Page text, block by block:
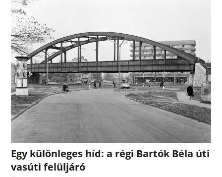
Egy különleges híd: a régi Bartók Béla úti
vasúti felüljáró